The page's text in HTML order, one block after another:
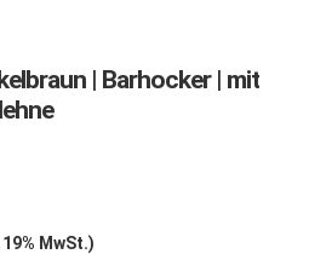
| Barhocker | mit
MwSt.)